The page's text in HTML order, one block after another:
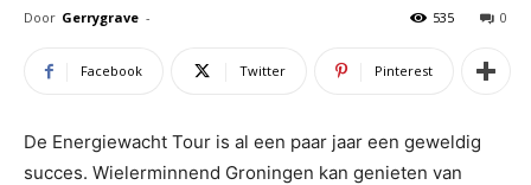
Door Gerrygrave - 0
535
Facebook Twitter Pinterest
De Energiewacht Tour is al een paar jaar een geweldig
succes. Wielerminnend Groningen kan genieten van